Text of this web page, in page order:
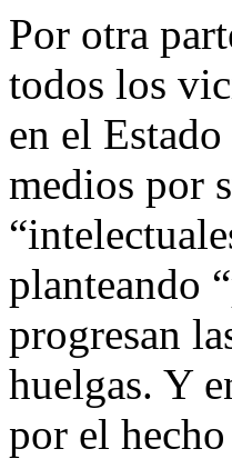
Por otra
todos los
en el
medios por
planteando
progresan
huelgas. Y
por el